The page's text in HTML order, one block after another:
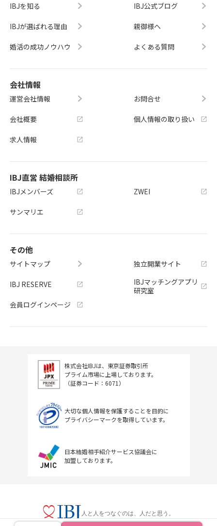
IBJを知る
IBJが選ばれる理由
婚活の成功ノウハウ
IBJ公式ブログ
親御様へ
よくある質問
会社情報
運営会社情報
会社概要
求人情報
お問合せ
個人情報の取り扱い
IBJ直営 結婚相談所
IBJメンバーズ
サンマリエ
ZWEI
その他
サイトマップ
IBJ RESERVE
会員ログインページ
独立開業サイト
IBJマッチングアプリ
研究室
株式会社IBJは、東京証券取引所
プライム市場に上場しております。
（証券コード：6071）
大切な個人情報を保護することを目的に
プライバシーマークを取得しています。
日本結婚相手紹介サービス協議会に
加盟しております。
人と人をつなぐのは、人だと思う。